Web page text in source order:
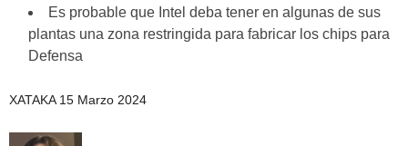
Es probable que Intel deba tener en algunas de sus
plantas una zona restringida para fabricar los chips para
Defensa
XATAKA 15 Marzo 2024